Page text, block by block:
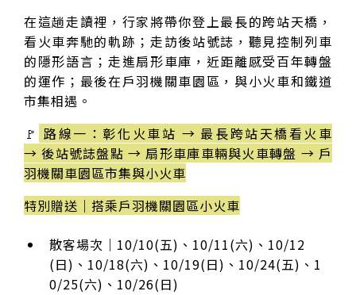
在這趟走讀裡，行家將帶你登上最長的跨站天橋，
看火車奔馳的軌跡；走訪後站號誌，聽見控制列車
的隱形語言；走進扇形車庫，近距離感受百年轉盤
的運作；最後在戶羽機關車園區，與小火車和鐵道
市集相遇。
🚩 路線一：彰化火車站 → 最長跨站天橋看火車
→ 後站號誌盤點 → 扇形車庫車輛與火車轉盤 → 戶
羽機關車園區市集與小火車
特別贈送｜搭乘戶羽機關園區小火車
散客場次｜10/10(五)、10/11(六)、10/12
(日)、10/18(六)、10/19(日)、10/24(五)、1
0/25(六)、10/26(日)